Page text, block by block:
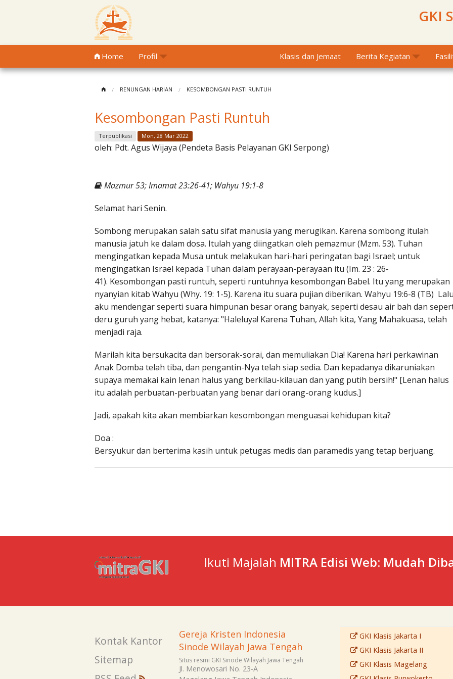
GKI
Home Profil Klasis dan Jemaat Berita Kegiatan
RENUNGAN HARIAN KESOMBONGAN PASTI RUNTUH
Kesombongan Pasti Runtuh
Terpublikasi Mon, 28 Mar 2022
oleh: Pdt. Agus Wijaya (Pendeta Basis Pelayanan GKI Serpong)
Mazmur 53; Imamat 23:26-41; Wahyu 19:1-8
Selamat hari Senin.
Sombong merupakan salah satu sifat manusia yang merugikan. Karena sombong itulah
manusia jatuh ke dalam dosa. Itulah yang diingatkan oleh pemazmur (Mzm. 53). Tuhan
mengingatkan kepada Musa untuk melakukan hari-hari peringatan bagi Israel; untuk
mengingatkan Israel kepada Tuhan dalam perayaan-perayaan itu (Im. 23 : 26-
41). Kesombongan pasti runtuh, seperti runtuhnya kesombongan Babel. Itu yang merupakan
nyanyian kitab Wahyu (Why. 19: 1-5). Karena itu suara pujian diberikan. Wahyu 19:6-8 (TB) Lalu
aku mendengar seperti suara himpunan besar orang banyak, seperti desau air bah dan
deru guruh yang hebat, katanya: "Haleluya! Karena Tuhan, Allah kita, Yang Mahakuasa, telah
menjadi raja.
Marilah kita bersukacita dan bersorak-sorai, dan memuliakan Dia! Karena hari perkawinan
Anak Domba telah tiba, dan pengantin-Nya telah siap sedia. Dan kepadanya dikaruniakan
supaya memakai kain lenan halus yang berkilau-kilauan dan yang putih bersih!" [Lenan halus
itu adalah perbuatan-perbuatan yang benar dari orang-orang kudus.]
Jadi, apakah kita akan membiarkan kesombongan menguasai kehidupan kita?
Doa :
Bersyukur dan berterima kasih untuk petugas medis dan paramedis yang tetap berjuang.
Ikuti Majalah MITRA Edisi Web: Mudah
Kontak Kantor
Sitemap
Gereja Kristen Indonesia
Sinode Wilayah Jawa Tengah
Situs resmi GKI Sinode Wilayah Jawa Tengah
Jl. Menowosari No. 23-A
GKI Klasis Jakarta I
GKI Klasis Jakarta II
GKI Klasis Magelang